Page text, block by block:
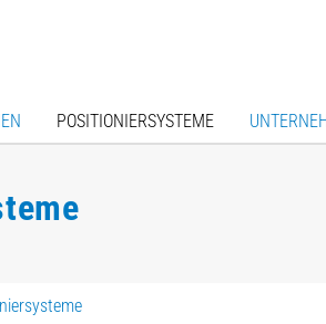
POSITIONIERSYSTEME